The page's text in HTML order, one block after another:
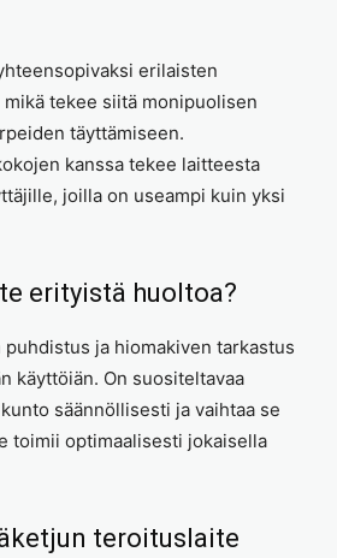
erilaisten
tekee siitä monipuolisen
täyttämiseen.
kanssa tekee laitteesta
joilla on useampi kuin yksi
erityistä huoltoa?
ja hiomakiven tarkastus
käyttöiän. On suositeltavaa
säännöllisesti ja vaihtaa se
toimii optimaalisesti jokaisella
teroituslaite